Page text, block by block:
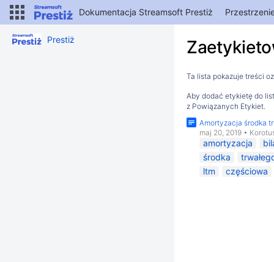
Dokumentacja Streamsoft Prestiż
Prestiż
Ta lista pokazuje treści
Aby dodać etykietę do
z Powiązanych Etykiet.
Amortyzacja środka
maj 20, 2019 •
amortyzacja
środka
ltm
częściowa